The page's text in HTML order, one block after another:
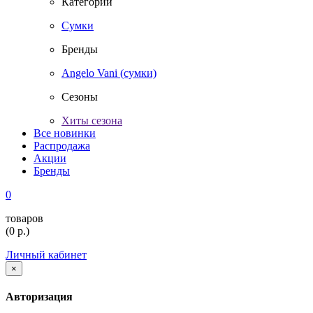
Сумки
Бренды
Angelo Vani (сумки)
Сезоны
Хиты сезона
Все новинки
Распродажа
Акции
Бренды
0
товаров
(0 р.)
Личный кабинет
×
Авторизация